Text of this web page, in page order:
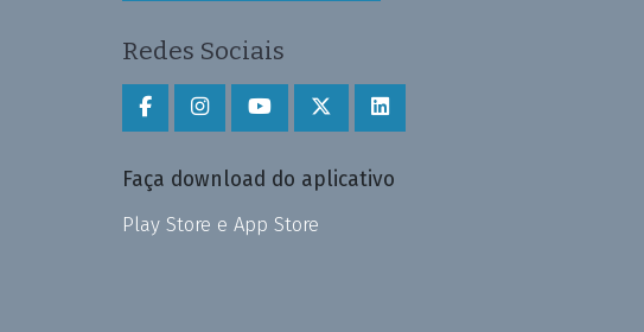
Redes Sociais
Faça download do aplicativo
Play Store e App Store